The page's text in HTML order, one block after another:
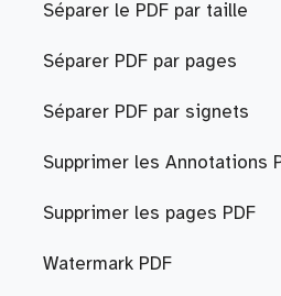
Séparer le PDF par taille
Séparer PDF par pages
Séparer PDF par signets
Supprimer les Annotations
Supprimer les pages PDF
Watermark PDF